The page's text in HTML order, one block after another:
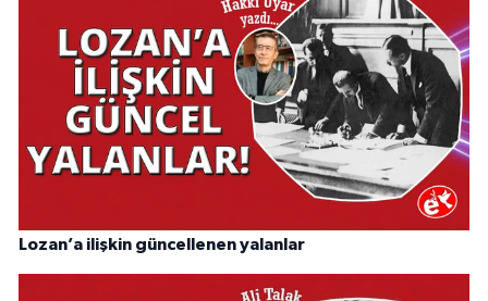
Lozan’a ilişkin güncellenen yalanlar